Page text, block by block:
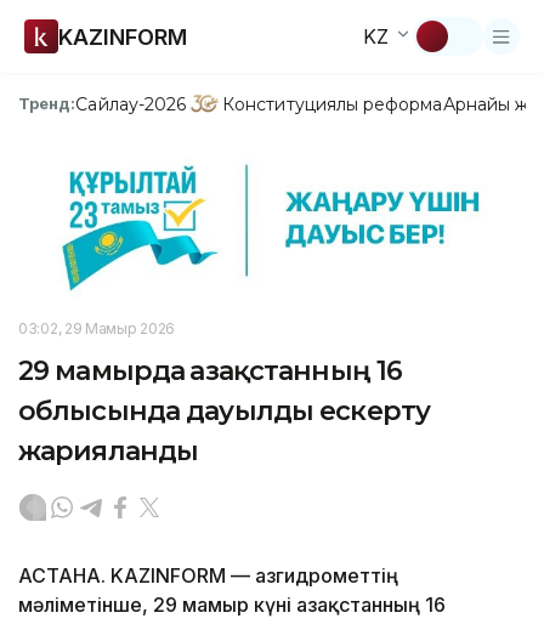
KAZINFORM KZ
Тренд:Сайлау-2026 Конституциялық реформаАрнайы
03:02, 29 Мамыр 2026
29 мамырда Қазақстанның 16
облысында дауылды ескерту
жарияланды
АСТАНА. KAZINFORM — Қазгидрометтің
мәліметінше, 29 мамыр күні Қазақстанның 16